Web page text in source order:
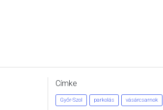
Címke
Győr-Szol parkolás vásárcsarnok